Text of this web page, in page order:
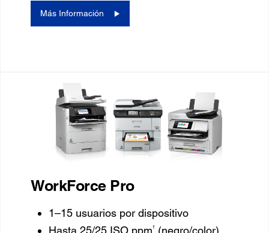
Más Información
WorkForce Pro
1–15 usuarios por dispositivo
†